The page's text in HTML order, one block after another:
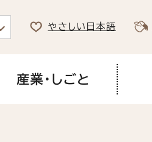
やさしい日本語
産業・しごと